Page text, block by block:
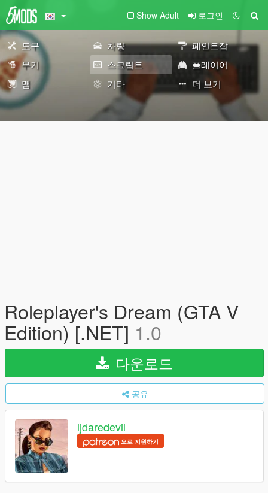
Show Adult 로그인
도구 차량
페인트잡
무기
스크립트
플레이어
맵
기타 더 보기
Roleplayer's Dream (GTA V
Edition) [.NET] 1.0
다운로드
공유
ljdaredevil
으로 지원하기